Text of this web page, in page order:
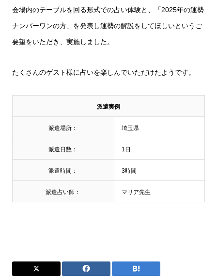
会場内のテーブルを回る形式での占い体験と、「2025年の運勢
ナンバーワンの方」を発表し運勢の解説をしてほしいというご
要望をいただき、実施しました。
たくさんのゲスト様に占いを楽しんでいただけたようです。
派遣実例
派遣場所： 埼玉県
派遣日数： 1日
派遣時間： 3時間
派遣占い師： マリア先生